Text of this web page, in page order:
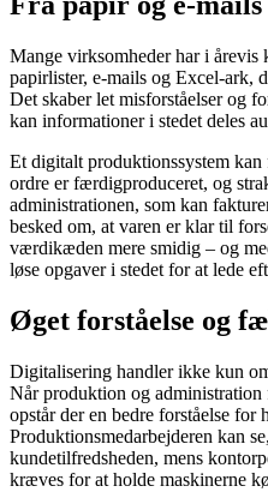
Mange virksomheder har i årevis
papirlister, e-mails og Excel-ark,
Det skaber let misforståelser og
kan informationer i stedet deles
Et digitalt produktionssystem kan
ordre er færdigproduceret, og
administrationen, som kan
besked om, at varen er klar til
værdikæden mere smidig – og
løse opgaver i stedet for at lede
Øget forståelse og
Digitalisering handler ikke kun
Når produktion og administration
opstår der en bedre forståelse for
Produktionsmedarbejderen kan
kundetilfredsheden, mens
kræves for at holde maskinerne